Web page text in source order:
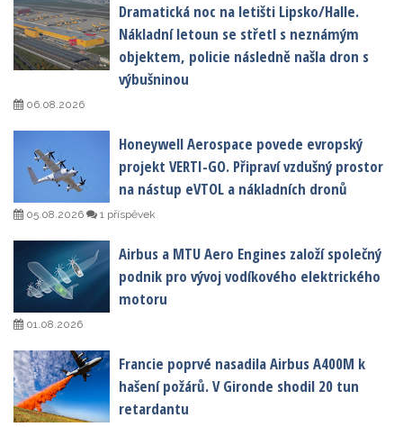
Dramatická noc na letišti Lipsko/Halle.
Nákladní letoun se střetl s neznámým
objektem, policie následně našla dron s
výbušninou
06.08.2026
Honeywell Aerospace povede evropský
projekt VERTI-GO. Připraví vzdušný prostor
na nástup eVTOL a nákladních dronů
05.08.2026 1 příspěvek
Airbus a MTU Aero Engines založí společný
podnik pro vývoj vodíkového elektrického
motoru
01.08.2026
Francie poprvé nasadila Airbus A400M k
hašení požárů. V Gironde shodil 20 tun
retardantu